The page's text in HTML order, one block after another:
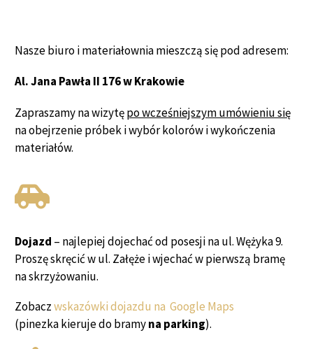
Nasze biuro i materiałownia mieszczą się pod adresem:
Al. Jana Pawła II 176 w Krakowie
Zapraszamy na wizytępo wcześniejszym umówieniu się
na obejrzenie próbek i wybór kolorów i wykończenia
materiałów.
Dojazd – najlepiej dojechać od posesji na ul. Wężyka 9.
Proszę skręcić w ul. Załęże i wjechać w pierwszą bramę
na skrzyżowaniu.
Zobaczwskazówki dojazdu na Google Maps
(pinezka kieruje do bramyna parking).